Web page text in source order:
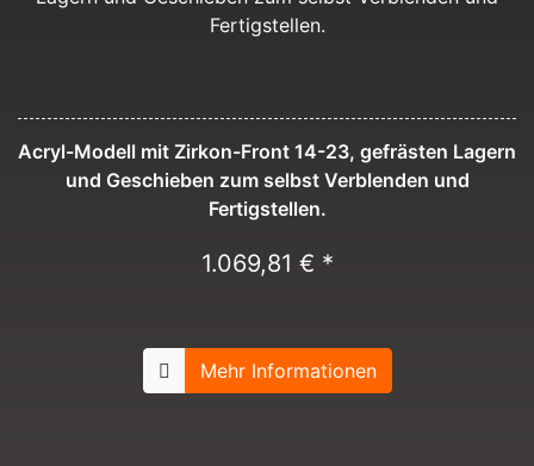
Acryl-Modell mit Zirkon-Front 14-23, gefrästen Lagern
und Geschieben zum selbst Verblenden und
Fertigstellen.
1.069,81 € *
Mehr Informationen